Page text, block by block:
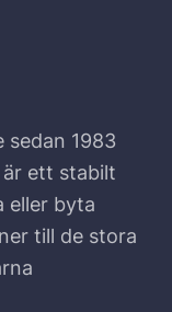
sedan 1983
ett stabilt
eller byta
till de stora